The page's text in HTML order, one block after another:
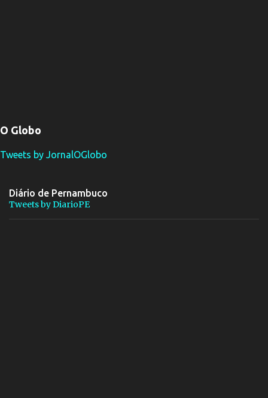
O Globo
Tweets by JornalOGlobo
Diário de Pernambuco
Tweets by DiarioPE